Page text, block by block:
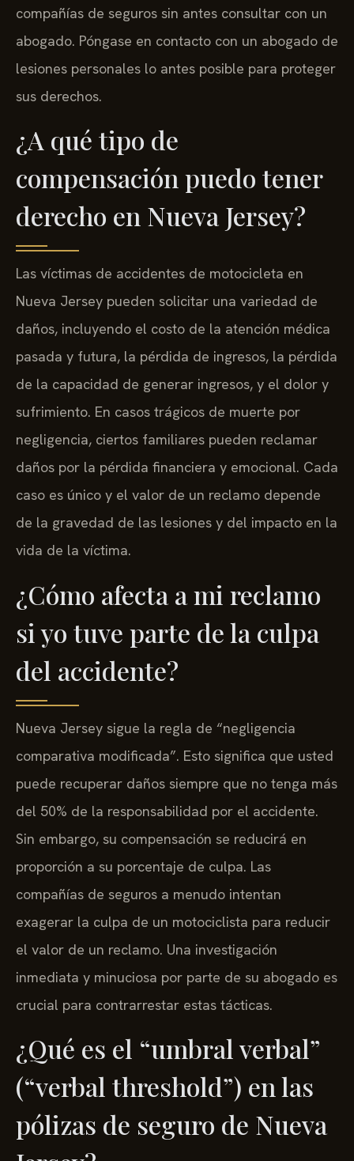
compañías de seguros sin antes consultar con un
abogado. Póngase en contacto con un abogado de
lesiones personales lo antes posible para proteger
sus derechos.
¿A qué tipo de
compensación puedo tener
derecho en Nueva Jersey?
Las víctimas de accidentes de motocicleta en
Nueva Jersey pueden solicitar una variedad de
daños, incluyendo el costo de la atención médica
pasada y futura, la pérdida de ingresos, la pérdida
de la capacidad de generar ingresos, y el dolor y
sufrimiento. En casos trágicos de muerte por
negligencia, ciertos familiares pueden reclamar
daños por la pérdida financiera y emocional. Cada
caso es único y el valor de un reclamo depende
de la gravedad de las lesiones y del impacto en la
vida de la víctima.
¿Cómo afecta a mi reclamo
si yo tuve parte de la culpa
del accidente?
Nueva Jersey sigue la regla de “negligencia
comparativa modificada”. Esto significa que usted
puede recuperar daños siempre que no tenga más
del 50% de la responsabilidad por el accidente.
Sin embargo, su compensación se reducirá en
proporción a su porcentaje de culpa. Las
compañías de seguros a menudo intentan
exagerar la culpa de un motociclista para reducir
el valor de un reclamo. Una investigación
inmediata y minuciosa por parte de su abogado es
crucial para contrarrestar estas tácticas.
¿Qué es el “umbral verbal”
(“verbal threshold”) en las
pólizas de seguro de Nueva